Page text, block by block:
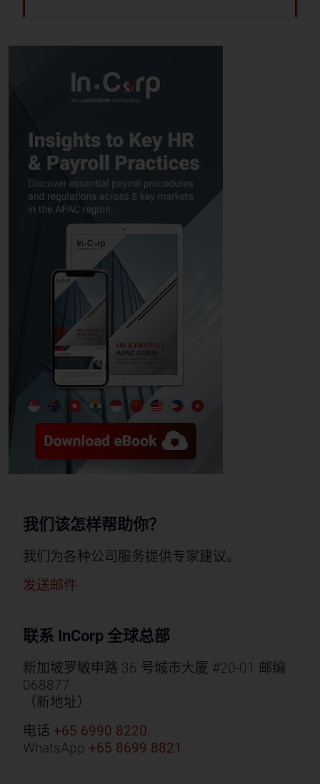
我们该怎样帮助你？
我们为各种公司服务提供专家建议。
发送邮件
联系 InCorp 全球总部
新加坡罗敏申路 36 号城市大厦 #20-01 邮编
068877
（新地址）
电话 +65 6990 8220
WhatsApp +65 8699 8821